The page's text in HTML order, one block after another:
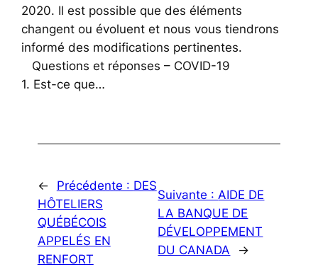
2020. Il est possible que des éléments
changent ou évoluent et nous vous tiendrons
informé des modifications pertinentes.
Questions et réponses – COVID-19
1. Est-ce que…
← Précédente : DES
HÔTELIERS
QUÉBÉCOIS
APPELÉS EN
RENFORT
Suivante : AIDE DE
LA BANQUE DE
DÉVELOPPEMENT
DU CANADA
→